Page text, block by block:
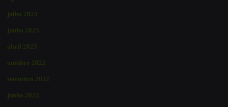
julho 2023
junho 2023
abril 2023
outubro 2022
setembro 2022
junho 2022